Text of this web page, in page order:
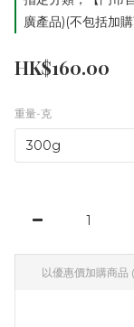
廣產品)(不包括加
HK$160.00
重量-克
以優惠價加購商品